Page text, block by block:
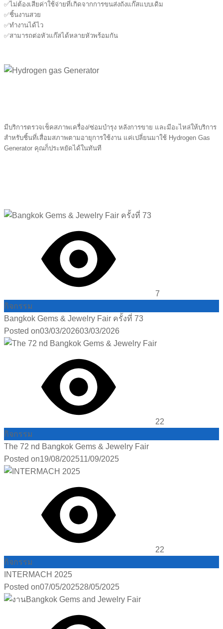
✅ไม่ต้องเสียค่าใช้จ่ายที่้เกิดจากการขนส่งถังแก๊สแบบเดิม
✅ชิ้นงานสวย
✅ทำงานได้ไว
✅สามารถต่อหัวแก๊สได้หลายหัวพร้อมกัน
มีบริการตรวจเช็คสภาพเครื่อง/ซ่อมบำรุง หลังการขาย และมีอะไหล่ให้บริการ
สำหรับชิ้นที่เสื่อมสภาพตามอายุการใช้งาน แค่เปลี่ยนมาใช้ Hydrogen Gas
Generator คุณก็ประหยัดได้ในทันที
7
กิจกรรม
Bangkok Gems & Jewelry Fair ครั้งที่ 73
Posted on03/03/202603/03/2026
22
กิจกรรม
The 72 nd Bangkok Gems & Jewelry Fair
Posted on19/08/202511/09/2025
22
กิจกรรม
INTERMACH 2025
Posted on07/05/202528/05/2025